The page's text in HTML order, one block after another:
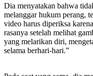
Dia menyatakan bahwa
melanggar hukum perang,
video harus diperiksa
rasanya setelah melihat
yang melarikan diri,
selama berhari-hari.”